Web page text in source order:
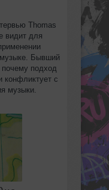
Thomas
видит для
музыке. Бывший
подход
конфликтует с
музыки.